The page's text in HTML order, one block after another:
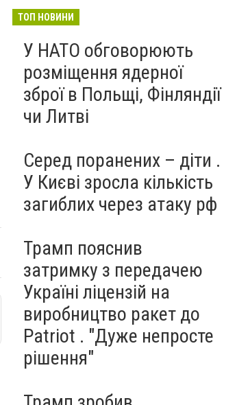
ТОП НОВИНИ
У НАТО обговорюють
розміщення ядерної
зброї в Польщі, Фінляндії
чи Литві
Серед поранених – діти .
У Києві зросла кількість
загиблих через атаку рф
Трамп пояснив
затримку з передачею
Україні ліцензій на
виробництво ракет до
Patriot . "Дуже непросте
рішення"